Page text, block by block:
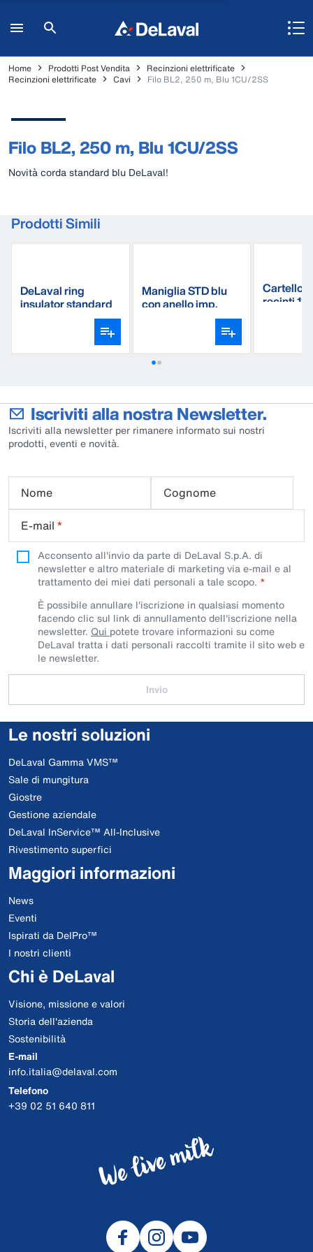
Home Prodotti Post Vendita
Recinzioni elettrificate
Recinzioni elettrificate
Cavi Filo BL2, 250 m, Blu 1CU/2SS
Filo BL2, 250 m, Blu 1CU/2SS
Novità corda standard blu DeLaval!
Prodotti Simili
DeLaval ring
insulator standard
Maniglia STD blu
con anello imp.
Cartello
recinti 12
Iscriviti alla nostra Newsletter.
Iscriviti alla newsletter per rimanere informato sui nostri
prodotti, eventi e novità.
Nome
Cognome
E-mail *
Acconsento all'invio da parte di DeLaval S.p.A. di
newsletter e altro materiale di marketing via e-mail e al
trattamento dei miei dati personali a tale scopo.
È possibile annullare l'iscrizione in qualsiasi momento
facendo clic sul link di annullamento dell'iscrizione nella
newsletter. Qui potete trovare informazioni su come
DeLaval tratta i dati personali raccolti tramite il sito web e
le newsletter.
Invio
Le nostri soluzioni
DeLaval Gamma VMS™
Sale di mungitura
Giostre
Gestione aziendale
DeLaval InService™ All-Inclusive
Rivestimento superfici
Maggiori informazioni
News
Eventi
Ispirati da DelPro™
I nostri clienti
Chi è DeLaval
Visione, missione e valori
Storia dell'azienda
Sostenibilità
E-mail
info.italia@delaval.com
Telefono
+39 02 51 640 811